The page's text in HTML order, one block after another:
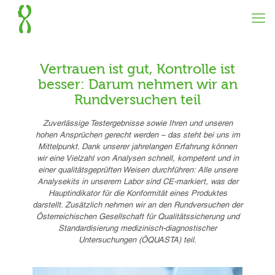
Vertrauen ist gut, Kontrolle ist
besser: Darum nehmen wir an
Rundversuchen teil
Zuverlässige Testergebnisse sowie Ihren und unseren
hohen Ansprüchen gerecht werden – das steht bei uns im
Mittelpunkt. Dank unserer jahrelangen Erfahrung können
wir eine Vielzahl von Analysen schnell, kompetent und in
einer qualitätsgeprüften Weisen durchführen: Alle unsere
Analysekits in unserem Labor sind CE-markiert, was der
Hauptindikator für die Konformität eines Produktes
darstellt. Zusätzlich nehmen wir an den Rundversuchen der
Österreichischen Gesellschaft für Qualitätssicherung und
Standardisierung medizinisch-diagnostischer
Untersuchungen (ÖQUASTA) teil.